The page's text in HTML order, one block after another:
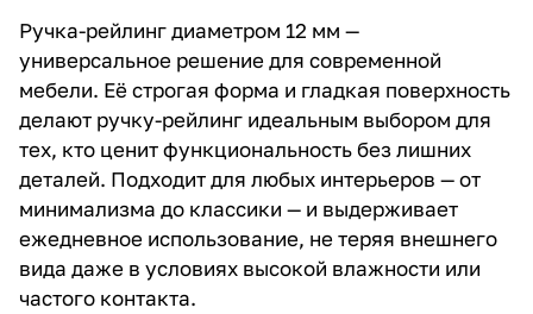
Ручка-рейлинг диаметром 12 мм —
универсальное решение для современной
мебели. Её строгая форма и гладкая поверхность
делают ручку-рейлинг идеальным выбором для
тех, кто ценит функциональность без лишних
деталей. Подходит для любых интерьеров — от
минимализма до классики — и выдерживает
ежедневное использование, не теряя внешнего
вида даже в условиях высокой влажности или
частого контакта.